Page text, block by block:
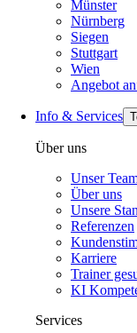
Münster
Nürnberg
Siegen
Stuttgart
Wien
Angebot
Info & Services
Über uns
Unser
Über uns
Unsere
Referenzen
Karriere
Trainer
KI
Services